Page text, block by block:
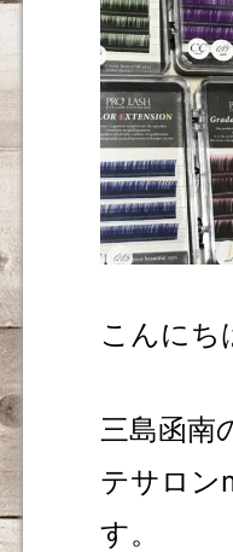
こんにち
三島函南
テサロ
す。